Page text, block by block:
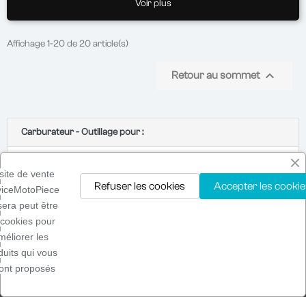
Voir plus
Affichage 1-20 de 20 article(s)
Retour au sommet 
Carburateur - Outillage pour :
de vente
peut être
pour
les
qui vous
proposés
Accepter les
Refuser les cookies